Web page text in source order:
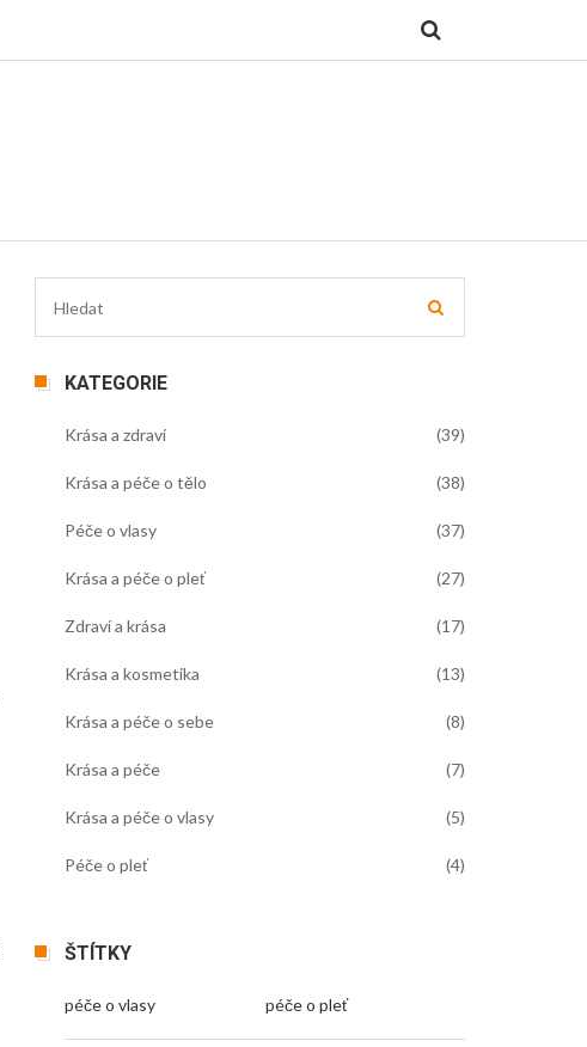
KATEGORIE
Krása a zdraví (39)
Krása a péče o tělo (38)
Péče o vlasy (37)
Krása a péče o pleť (27)
Zdraví a krása (17)
Krása a kosmetika (13)
Krása a péče o sebe (8)
Krása a péče (7)
Krása a péče o vlasy (5)
Péče o pleť (4)
ŠTÍTKY
péče o vlasy péče o pleť